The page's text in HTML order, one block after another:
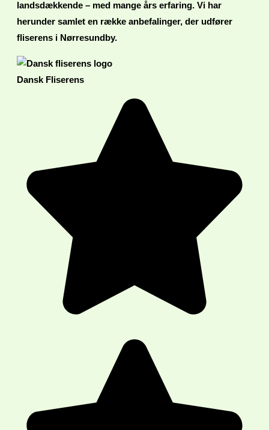
landsdækkende – med mange års erfaring. Vi har
herunder samlet en række anbefalinger, der udfører
fliserens i Nørresundby.
Dansk Fliserens